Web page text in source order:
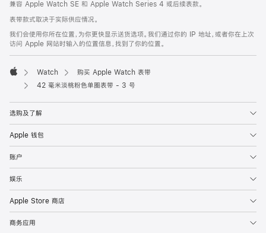
页
页
脚
注
兼容 Apple Watch SE 和 Apple Watch Series 4 或后续表款。
表带款式取决于实际供应情况。
我们会使用你所在位置，为你更快显示送货选项。我们通过你的 IP 地址，或者你在上次
访问 Apple 网站时输入的位置信息，找到了你的位置。
Apple
Watch
购买 Apple Watch 表带
42 毫米淡桃粉色单圈表带 - 3 号
选购及了解
Apple 钱包
账户
娱乐
Apple Store 商店
商务应用